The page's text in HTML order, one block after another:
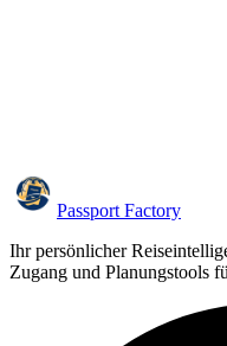
Passport Factory
Ihr persönlicher
Zugang und Planungstools